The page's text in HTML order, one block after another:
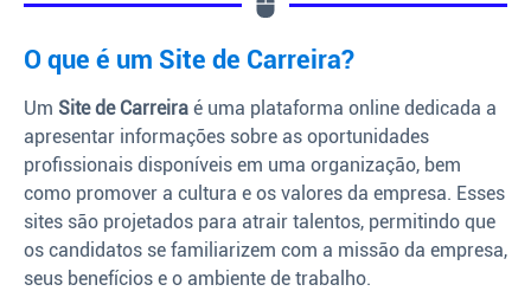
O que é um Site de Carreira?
Um Site de Carreira é uma plataforma online dedicada a
apresentar informações sobre as oportunidades
profissionais disponíveis em uma organização, bem
como promover a cultura e os valores da empresa. Esses
sites são projetados para atrair talentos, permitindo que
os candidatos se familiarizem com a missão da empresa,
seus benefícios e o ambiente de trabalho.